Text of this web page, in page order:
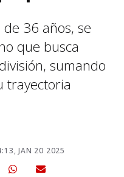
36 años, se
que busca
sumando
trayectoria
JAN 20 2025